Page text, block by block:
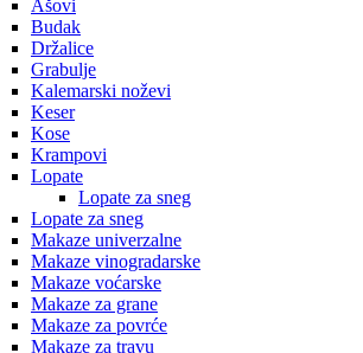
Ašovi
Budak
Držalice
Grabulje
Kalemarski noževi
Keser
Kose
Krampovi
Lopate
Lopate za sneg
Lopate za sneg
Makaze univerzalne
Makaze vinogradarske
Makaze voćarske
Makaze za grane
Makaze za povrće
Makaze za travu